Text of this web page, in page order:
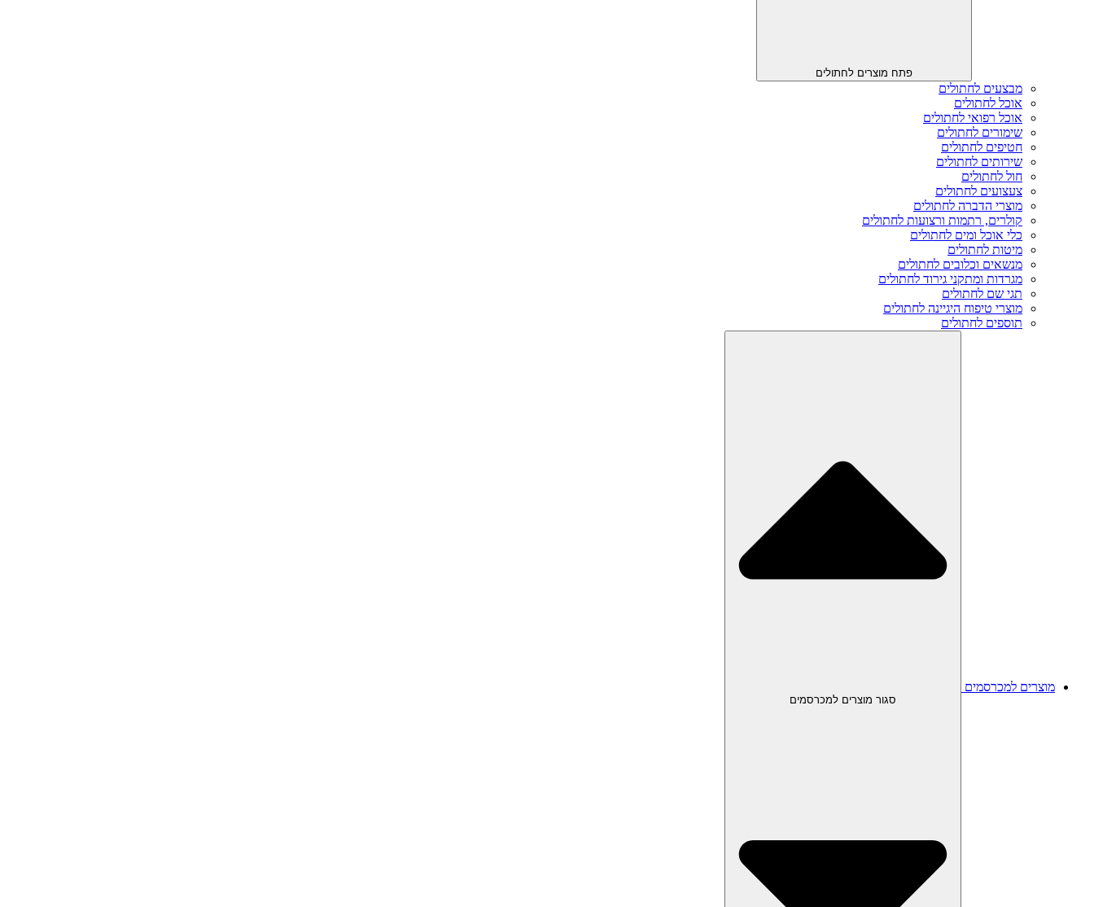
פתח מוצרים לחתולים
מבצעים לחתולים
אוכל לחתולים
אוכל רפואי לחתולים
שימורים לחתולים
חטיפים לחתולים
שירותים לחתולים
חול לחתולים
צעצועים לחתולים
מוצרי הדברה לחתולים
קולרים, רתמות ורצועות לחתולים
כלי אוכל ומים לחתולים
מיטות לחתולים
מנשאים וכלובים לחתולים
מגרדות ומתקני גירוד לחתולים
תגי שם לחתולים
מוצרי טיפוח היגיינה לחתולים
תוספים לחתולים
מוצרים למכרסמים
סגור מוצרים למכרסמים